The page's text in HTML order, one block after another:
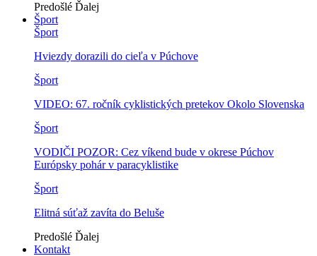
Predošlé Ďalej
Šport
Šport
Hviezdy dorazili do cieľa v Púchove
Šport
VIDEO: 67. ročník cyklistických pretekov Okolo Slovenska
Šport
VODIČI POZOR: Cez víkend bude v okrese Púchov
Európsky pohár v paracyklistike
Šport
Elitná súťaž zavíta do Beluše
Predošlé Ďalej
Kontakt